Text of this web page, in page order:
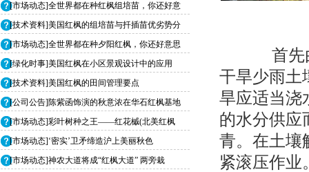
[市场动态]全世界都在种红枫组培苗，你还好意
[技术资料]美国红枫的组培苗与扦插苗优劣势分
[市场动态]全世界都在种夕阳红枫，你还好意思
[绿化时事]美国红枫在小区景观设计中的应用
[技术资料]美国红枫的田间管理要点
[公司公告]陈紫函饰演的秋意浓在华石红枫基地
[市场动态]彩叶树种之王——红花槭(北美红枫
[市场动态]‘密实’卫矛缔造沪上美丽秋色
[市场动态]神农大道将成“红枫大道” 两旁栽
首先由
干旱少雨土
旱应适当浇
的水分供应
青。在土壤
紧滚压作业